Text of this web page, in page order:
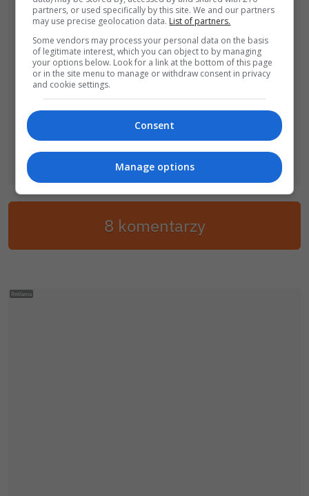
8 komentarzy
partners, or used specifically by this site. We and our partners
may use precise geolocation data. List of partners.
Some vendors may process your personal data on the basis
of legitimate interest, which you can object to by managing
your options below. Look for a link at the bottom of this page
or in the site menu to manage or withdraw consent in privacy
and cookie settings.
Consent
Manage options